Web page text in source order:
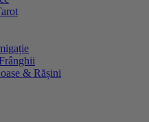
& Rășini